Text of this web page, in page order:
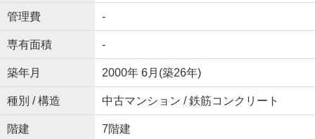
管理費 -
専有面積 -
築年月 2000年 6月(築26年)
種別 / 構造 中古マンション / 鉄筋コンクリート
階建 7階建